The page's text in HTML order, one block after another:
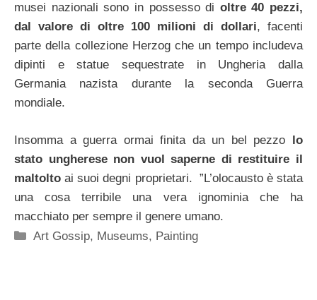
musei nazionali sono in possesso di oltre 40 pezzi,
dal valore di oltre 100 milioni di dollari, facenti
parte della collezione Herzog che un tempo includeva
dipinti e statue sequestrate in Ungheria dalla
Germania nazista durante la seconda Guerra
mondiale.
Insomma a guerra ormai finita da un bel pezzo lo
stato ungherese non vuol saperne di restituire il
maltoltoai suoi degni proprietari. ”L’olocausto è stata
una cosa terribile una vera ignominia che ha
macchiato per sempre il genere umano.
Categorie
Art Gossip, Museums, Painting